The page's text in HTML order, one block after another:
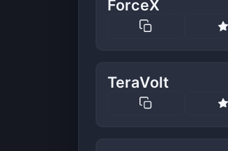
ForceX
TeraVolt